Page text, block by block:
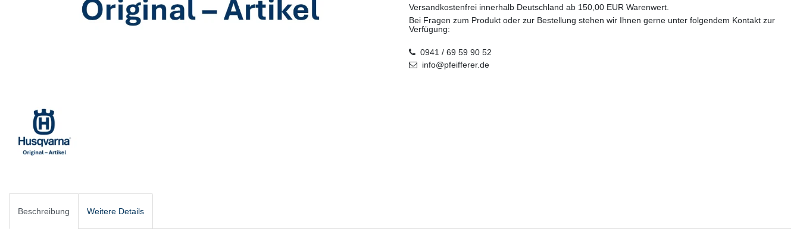
Versandkostenfrei innerhalb Deutschland ab 150,00 EUR Warenwert.
Bei Fragen zum Produkt oder zur Bestellung stehen wir Ihnen gerne unter folgendem Kontakt zur
Verfügung:
0941 / 69 59 90 52
info@pfeifferer.de
Beschreibung Weitere Details